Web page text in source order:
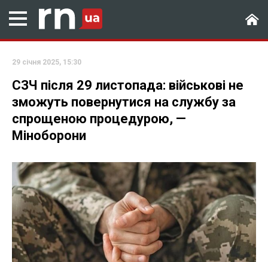
29 січня 2025, 15:30
СЗЧ після 29 листопада: військові не
зможуть повернутися на службу за
спрощеною процедурою, —
Міноборони